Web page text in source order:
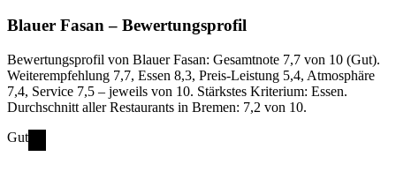
Blauer Fasan– Bewertungsprofil
Bewertungsprofil von Blauer Fasan: Gesamtnote 7,7 von 10 (Gut).
Weiterempfehlung 7,7, Essen 8,3, Preis-Leistung 5,4, Atmosphäre
7,4, Service 7,5 – jeweils von 10. Stärkstes Kriterium: Essen.
Durchschnitt aller Restaurants in Bremen: 7,2 von 10.
Gut